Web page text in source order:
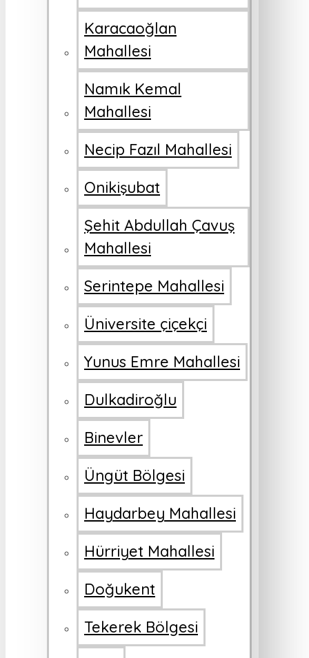
Karacaoğlan
Mahallesi
Namık Kemal
Mahallesi
Necip Fazıl Mahallesi
Onikişubat
Şehit Abdullah Çavuş
Mahallesi
Serintepe Mahallesi
Üniversite çiçekçi
Yunus Emre Mahallesi
Dulkadiroğlu
Binevler
Üngüt Bölgesi
Haydarbey Mahallesi
Hürriyet Mahallesi
Doğukent
Tekerek Bölgesi